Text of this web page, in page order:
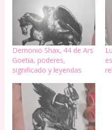
Demonio Shax, 44 de Ars
Goetia, poderes,
significado y leyendas